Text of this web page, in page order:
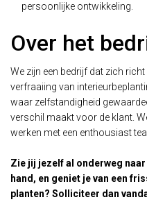
persoonlijke ontwikkeling.
Over het
We zijn een bedrijf dat zich
verfraaiing van
waar zelfstandigheid
verschil maakt voor de klant.
werken met een enthousiast
Zie jij jezelf al onderweg
hand, en geniet je van een
planten? Solliciteer dan